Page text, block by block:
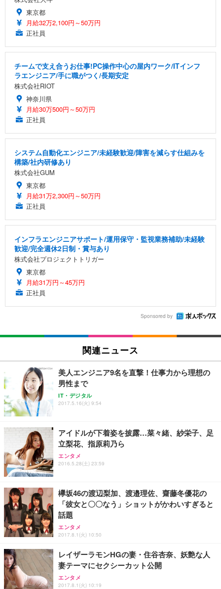
東京都
月給32万2,100円～50万円
正社員
チームで支え合うお仕事!PC操作中心の屋内ワーク/ITインフ
ラエンジニア/手に職がつく/長期安定
株式会社RIOT
神奈川県
月給30万500円～50万円
正社員
システム自動化エンジニア/未経験歓迎/障害を減らす仕組みを
構築/社内研修あり
株式会社GUM
東京都
月給31万2,300円～50万円
正社員
インフラエンジニアサポート/運用保守・監視業務補助/未経験
歓迎/完全週休2日制・賞与あり
株式会社プロジェクトトリガー
東京都
月給31万円～45万円
正社員
Sponsored by
関連ニュース
美人エンジニア9名を直撃！仕事力から理想の
男性まで
IT・デジタル
2017.5.16(火) 9:54
アイドルが下着姿を披露…菜々緒、紗栄子、足
立梨花、指原莉乃ら
エンタメ
2016.5.28(土) 23:59
欅坂46の渡辺梨加、渡邉理佐、齋藤冬優花の
「彼女と〇〇なう」ショットがかわいすぎると
話題
エンタメ
2017.8.1(火) 10:50
レイザーラモンHGの妻・住谷杏奈、妖艶な人
妻テーマにセクシーカット公開
エンタメ
2017.8.1(火) 10:19